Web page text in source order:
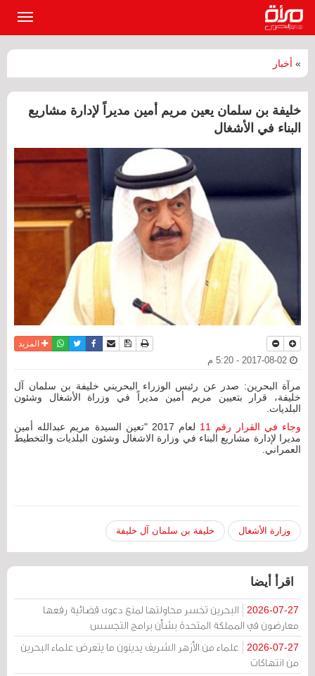
» أخبار
خليفة بن سلمان يعين مريم أمين مديراً لإدارة مشاريع
البناء في الأشغال
نسخة للطباعة
حفظ الموضوع
أرسل الى صديق
فيسبوكتويترواتسابالمزيد
مرآة البحرين: صدر عن رئيس الوزراء البحريني خليفة بن سلمان آل
خليفة، قرار بتعيين مريم أمين مديراً في وزراة الأشغال وشئون
البلديات.
وجاء في القرار رقم 11
لعام 2017 "تعين السيدة مريم عبدالله أمين
مديرا لإدارة مشاريع البناء في وزارة الاشغال وشئون البلديات والتخطيط
العمراني.
وزارة الأشغال خليفة بن سلمان آل خليفة
اقرأ أيضا
2026-07-27
البحرين تخسر محاولتها لمنع دعوى قضائية رفعها
معارضون في المملكة المتحدة بشأن برامج التجسس
2026-07-27
علماء من الأزهر الشريف يدينون ما يتعرض علماء البحرين
من انتهاكات